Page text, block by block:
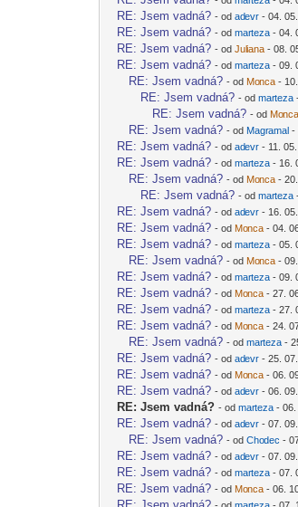
RE: Jsem vadná? - odadevr - 04.
RE: Jsem vadná? - odmarteza - 04.
RE: Jsem vadná? - odJuliana - 08.
RE: Jsem vadná? - odmarteza - 09.
RE: Jsem vadná? - od Monca -
RE: Jsem vadná? - odmarteza
RE: Jsem vadná? - od Monca
RE: Jsem vadná? - od Magramal -
RE: Jsem vadná? - odadevr - 11.
RE: Jsem vadná? - odmarteza - 16.
RE: Jsem vadná? - od Monca -
RE: Jsem vadná? - odmarteza
RE: Jsem vadná? - odadevr - 16.
RE: Jsem vadná? - od Monca - 04.
RE: Jsem vadná? - odmarteza - 05.
RE: Jsem vadná? - od Monca -
RE: Jsem vadná? - odmarteza - 09.
RE: Jsem vadná? - od Monca - 27.
RE: Jsem vadná? - odmarteza - 27.
RE: Jsem vadná? - od Monca - 24.
RE: Jsem vadná? - odmarteza -
RE: Jsem vadná? - odadevr - 25.
RE: Jsem vadná? - od Monca - 06.
RE: Jsem vadná? - odadevr - 06.
RE: Jsem vadná? - odmarteza - 06.
RE: Jsem vadná? - odadevr - 07.
RE: Jsem vadná? - odChodec -
RE: Jsem vadná? - odadevr - 07.
RE: Jsem vadná? - odmarteza - 07.
RE: Jsem vadná? - od Monca - 06.